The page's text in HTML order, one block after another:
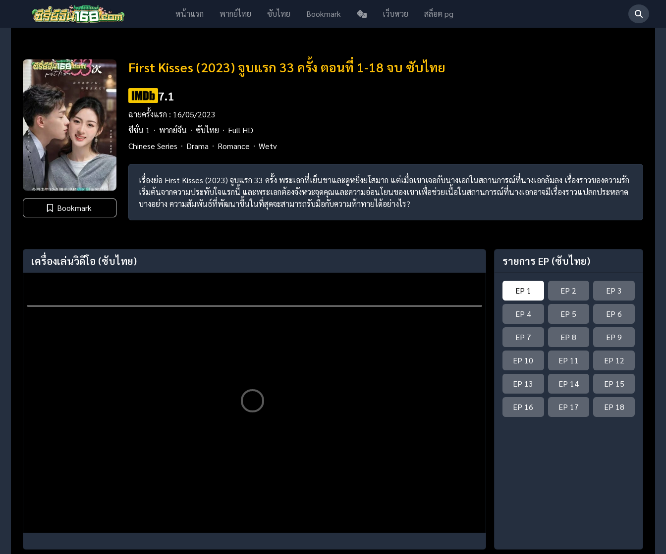
หน้าแรก พากย์ไทย ซับไทย Bookmark เว็บหวย สล็อต pg
Bookmark
First Kisses (2023) จูบแรก 33 ครั้ง ตอนที่ 1-18 จบ ซับไทย
7.1
ฉายครั้งแรก : 16/05/2023
ซีซั่น 1
พากย์จีน ซับไทย
Full HD
Chinese Series
Drama Romance Wetv
เรื่องย่อ First Kisses (2023) จูบแรก 33 ครั้ง พระเอกที่เย็นชาและดูหยิ่งยโสมาก แต่เมื่อเขาเจอกับนางเอกในสถานการณ์ที่นางเอกล้มลง เรื่องราวของความรัก
เริ่มต้นจากความประทับใจแรกนี้ และพระเอกต้องจังหวะจุดคุณและความอ่อนโยนของเขาเพื่อช่วยเนื้อในสถานการณ์ที่นางเอกอาจมีเรื่องราวแปลกประหลาด
บางอย่าง ความสัมพันธ์ที่พัฒนาขึ้นในที่สุดจะสามารถรับมือกับความท้าทายได้อย่างไร?
เครื่องเล่นวิดีโอ (ซับไทย) รายการ EP (ซับไทย)
EP 1 EP 2 EP 3
EP 4 EP 5 EP 6
EP 7 EP 8 EP 9
EP 10 EP 11 EP 12
EP 13 EP 14 EP 15
EP 16 EP 17 EP 18